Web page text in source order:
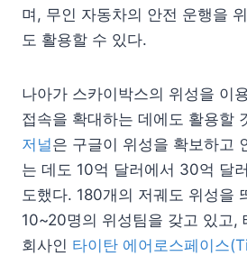
며, 무인 자동차의 안전 운행을
도 활용할 수 있다.
나아가 스카이박스의 위성을 이
접속을 확대하는 데에도 활용할
저널 은 구글이 위성을 확보하고
는 데도 10억 달러에서 30억 달
도했다. 180개의 저궤도 위성을
10~20명의 위성팀을 갖고 있고,
회사인 타이탄 에어로스페이스